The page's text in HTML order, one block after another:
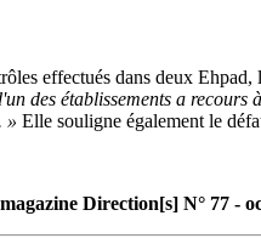
effectués dans deux
des établissements a
» Elle souligne également le
Direction[s] N° 77 -